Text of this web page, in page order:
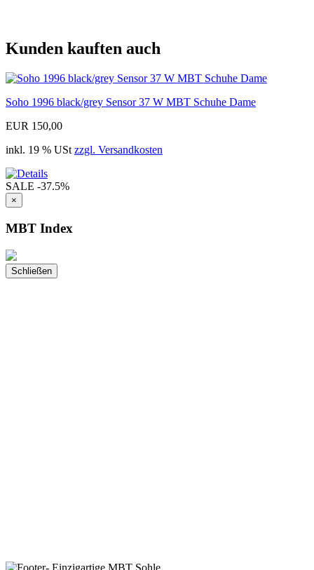
Kunden kauften auch
Soho 1996 black/grey Sensor 37 W MBT Schuhe Dame
EUR 150,00
inkl. 19 % USt zzgl. Versandkosten
SALE -37.5%
×
MBT Index
Schließen